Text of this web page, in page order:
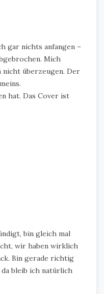
gar nichts anfangen –
Mich
nicht überzeugen. Der
hat. Das Cover ist
bin gleich mal
wir haben wirklich
Bin gerade richtig
bleib ich natürlich